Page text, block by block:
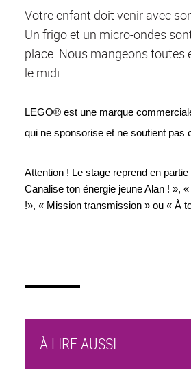
Votre enfant doit venir avec
Un frigo et un micro-ondes
place. Nous mangeons toutes
le midi.
LEGO® est une marque
qui ne sponsorise et ne soutient pas
Attention ! Le stage reprend en
Canalise ton énergie jeune Alan ! »,
!», « Mission transmission » ou « À
À LIRE AUSSI